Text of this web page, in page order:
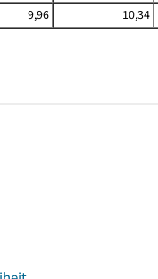
9,96 10,34